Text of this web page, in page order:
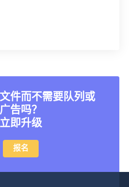
件而不需要队列或
广告吗？
立即升级
报名